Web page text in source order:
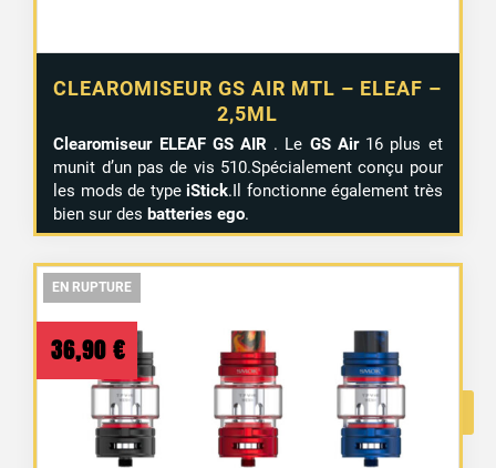
CLEAROMISEUR GS AIR MTL – ELEAF –
2,5ML
Clearomiseur ELEAF GS AIR . Le GS Air16 plus et
munit d’un pas de vis 510.Spécialement conçu pour
les mods de type iStick.Il fonctionne également très
bien sur desbatteries ego.
EN RUPTURE
EN RUPTURE
36,90 €
EN RUPTURE